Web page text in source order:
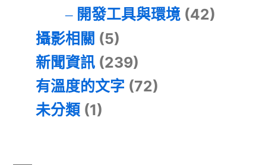
開發工具與環境(42)
攝影相關 (5)
新聞資訊 (239)
有溫度的文字 (72)
未分類 (1)